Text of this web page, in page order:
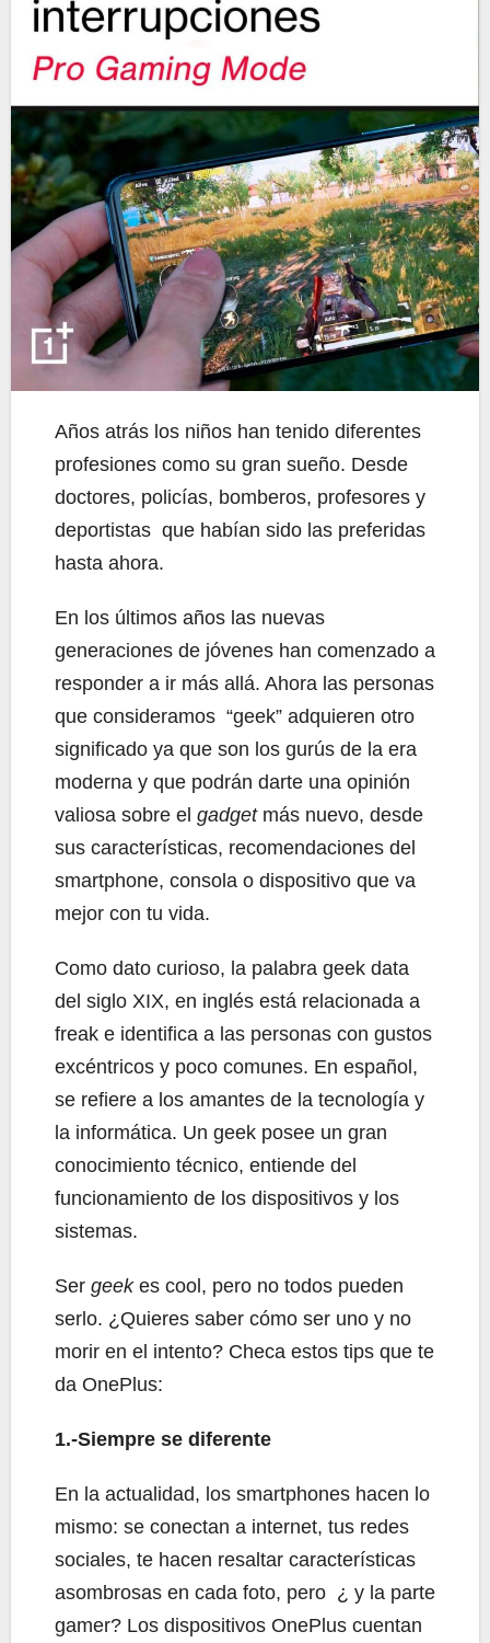
Años atrás los niños han tenido diferentes
profesiones como su gran sueño. Desde
doctores, policías, bomberos, profesores y
deportistas que habían sido las preferidas
hasta ahora.
En los últimos años las nuevas
generaciones de jóvenes han comenzado a
responder a ir más allá. Ahora las personas
que consideramos “geek” adquieren otro
significado ya que son los gurús de la era
moderna y que podrán darte una opinión
valiosa sobre el gadgetmás nuevo, desde
sus características, recomendaciones del
smartphone, consola o dispositivo que va
mejor con tu vida.
Como dato curioso, la palabra geek data
del siglo XIX, en inglés está relacionada a
freak e identifica a las personas con gustos
excéntricos y poco comunes. En español,
se refiere a los amantes de la tecnología y
la informática. Un geek posee un gran
conocimiento técnico, entiende del
funcionamiento de los dispositivos y los
sistemas.
Ser geekes cool, pero no todos pueden
serlo. ¿Quieres saber cómo ser uno y no
morir en el intento? Checa estos tips que te
da OnePlus:
1.-Siempre se diferente
En la actualidad, los smartphones hacen lo
mismo: se conectan a internet, tus redes
sociales, te hacen resaltar características
asombrosas en cada foto, pero ¿ y la parte
gamer? Los dispositivos OnePlus cuentan